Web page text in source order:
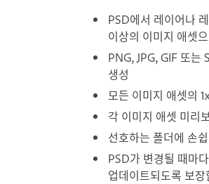
PSD에서 레이어나
이상의 이미지 애셋
PNG, JPG, GIF 또는
생성
모든 이미지 애셋의
각 이미지 애셋 미리
선호하는 폴더에 손
PSD가 변경될 때마
업데이트되도록 보